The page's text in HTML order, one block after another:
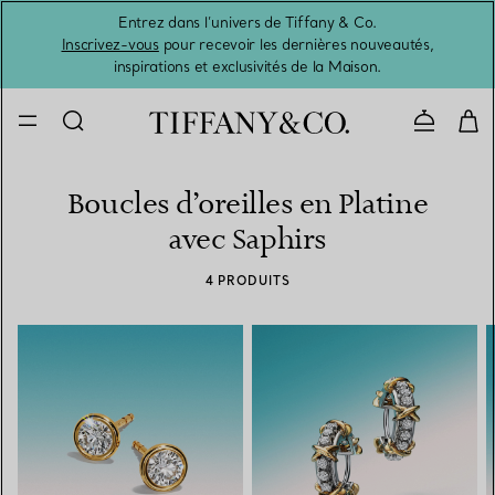
Entrez dans l’univers de Tiffany & Co.
Inscrivez-vouspour recevoir les dernières nouveautés,
inspirations et exclusivités de la Maison.
Boucles d’oreilles en Platine
avec Saphirs
4 PRODUITS